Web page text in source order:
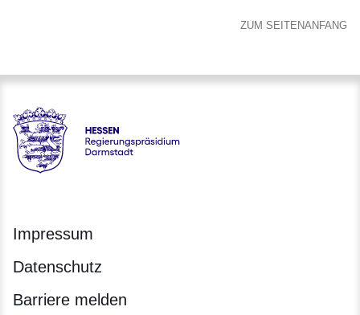
ZUM SEITENANFANG
Hessen - Regierungspräsidium Darmstadt
Impressum
Datenschutz
Barriere melden